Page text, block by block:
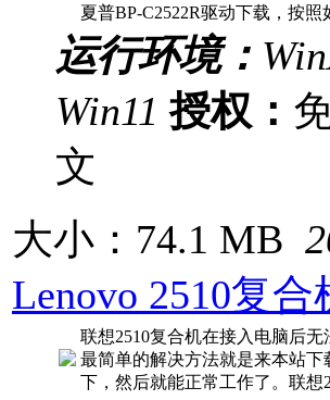
夏普BP-C2522R驱动下载，按
运行环境：
Win11 授权：
文
大小：74.1 MB
Lenovo 2510复
联想2510复合机在接入电脑后
最简单的解决方法就是来本站
下，然后就能正常工作了。联